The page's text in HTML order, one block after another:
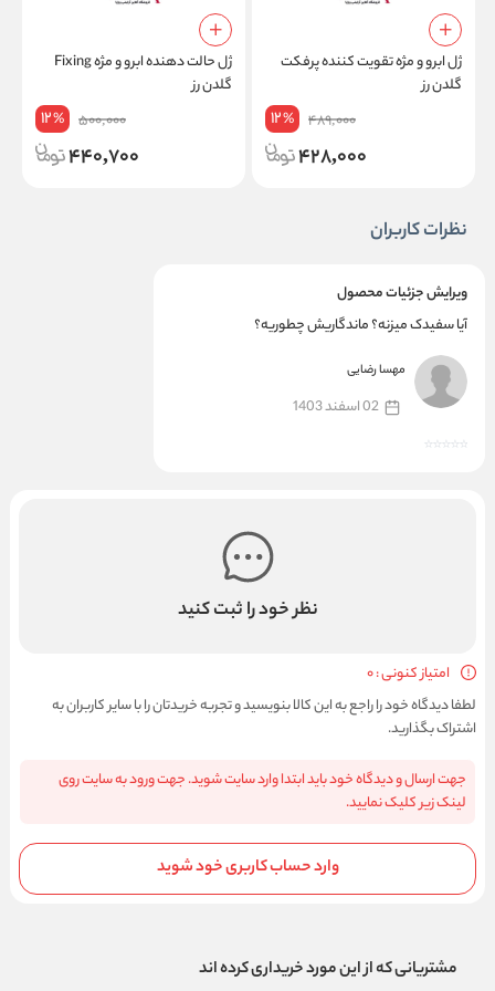
ژل ابرو و مژه تقویت کننده پرفکت
گلدن رز
489,000
12%
428,000
ژل حالت دهنده ابرو و مژه Fixing
گلدن رز
500,000
12%
440,700
نظرات کاربران
ویرایش جزئیات محصول
آیا سفیدک میزنه؟ ماندگاریش چطوریه؟
مهسا رضایی
02 اسفند 1403
نظر خود را ثبت کنید
امتیاز کنونی : 0
لطفا دیدگاه خود را راجع به این کالا بنویسید و تجربه خریدتان را با سایر کاربران به
اشتراک بگذارید.
جهت ارسال و دیدگاه خود باید ابتدا وارد سایت شوید. جهت ورود به سایت روی
لینک زیر کلیک نمایید.
وارد حساب کاربری خود شوید
مشتریانی که از این مورد خریداری کرده اند